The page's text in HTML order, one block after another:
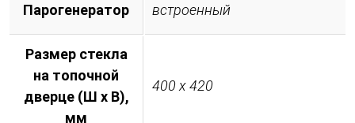
Парогенератор встроенный
Размер стекла
на топочной
дверце (Ш х В),
мм
400 х 420